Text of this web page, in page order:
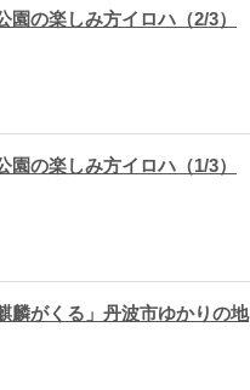
園の楽しみ方イロハ（2/3）
園の楽しみ方イロハ（1/3）
麟がくる」丹波市ゆかりの地